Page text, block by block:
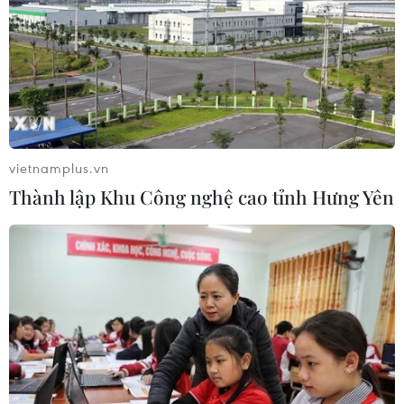
29/07/2026 06:54
Đầu bếp Việt lan tỏa giá trị ẩm thực
trên đấu trường quốc tế với 37 huy
chương
27/07/2026 03:46
Huế được vinh danh điểm đến ẩm
thực truyền thống độc đáo nhất châu
Quảng Ngãi" Tổ chức lễ hội gắn với
món ăn độc đáo của người dân ven
vietnamplus.vn
Thành lập Khu Công nghệ cao tỉnh Hưng Yên